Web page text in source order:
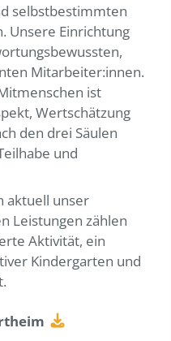
selbstbestimmten
Unsere Einrichtung
Mitarbeiter:innen.
ist
Wertschätzung
den drei Säulen
und
aktuell unser
Leistungen zählen
Aktivität, ein
Kindergarten und